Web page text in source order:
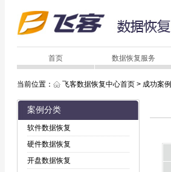
首页 数据恢复服务
当前位置： 飞客数据恢复中心首页 > 成功案例
案例分类
软件数据恢复
硬件数据恢复
开盘数据恢复